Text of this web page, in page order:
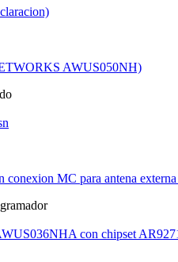
AWUS050NH)
conexion MC para antena
con chipset